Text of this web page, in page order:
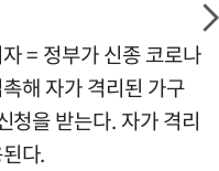
= 정부가 신종 코로나
해 자가 격리된 가구
청을 받는다. 자가 격리
다.